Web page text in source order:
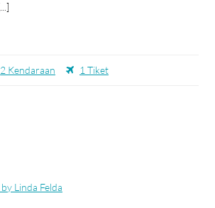
2 Kendaraan 1 Tiket
Linda Felda